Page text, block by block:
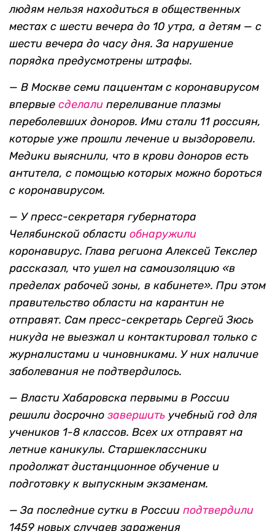
людям нельзя находиться в общественных
местах с шести вечера до 10 утра, а детям — с
шести вечера до часу дня. За нарушение
порядка предусмотрены штрафы.
— В Москве семи пациентам с коронавирусом
впервые сделали переливание плазмы
переболевших доноров. Ими стали 11 россиян,
которые уже прошли лечение и выздоровели.
Медики выяснили, что в крови доноров есть
антитела, с помощью которых можно бороться
с коронавирусом.
— У пресс-секретаря губернатора
Челябинской области обнаружили
коронавирус. Глава региона Алексей Текслер
рассказал, что ушел на самоизоляцию «в
пределах рабочей зоны, в кабинете». При этом
правительство области на карантин не
отправят. Сам пресс-секретарь Сергей Зюсь
никуда не выезжал и контактировал только с
журналистами и чиновниками. У них наличие
заболевания не подтвердилось.
— Власти Хабаровска первыми в России
решили досрочно завершить учебный год для
учеников 1-8 классов. Всех их отправят на
летние каникулы. Старшеклассники
продолжат дистанционное обучение и
подготовку к выпускным экзаменам.
— За последние сутки в России подтвердили
1459 новых случаев заражения